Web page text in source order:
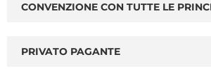
CONVENZIONE CON TUTTE LE
PRIVATO PAGANTE